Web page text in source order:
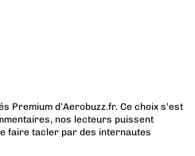
Premium d’Aerobuzz.fr. Ce choix s’est
nos lecteurs puissent
faire tacler par des internautes